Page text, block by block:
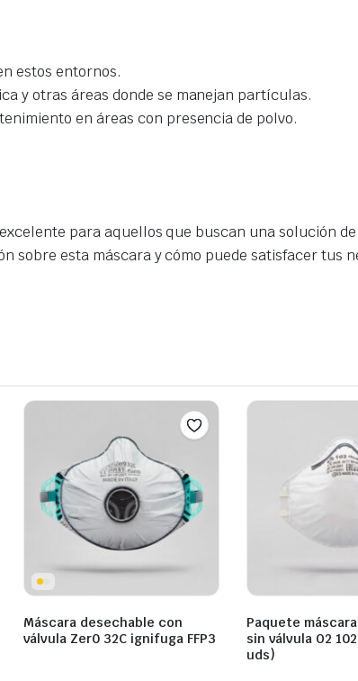
estos entornos.
y otras áreas donde se manejan partículas.
en áreas con presencia de polvo.
para aquellos que buscan una solución
esta máscara y cómo puede satisfacer tus
Máscara desechable con
válvula Zer0 32C ignifuga FFP3
Paquete
sin válvula O2 102
uds)